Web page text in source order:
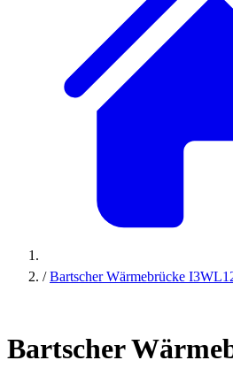
/ Bartscher Wärmebrücke
Bartscher